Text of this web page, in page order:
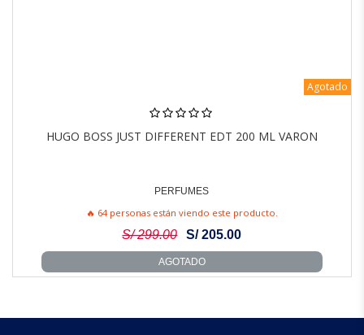
Agotado
HUGO BOSS JUST DIFFERENT EDT 200 ML VARON
PERFUMES
🔥 64 personas están viendo este producto.
S/ 299.00 S/ 205.00
AGOTADO